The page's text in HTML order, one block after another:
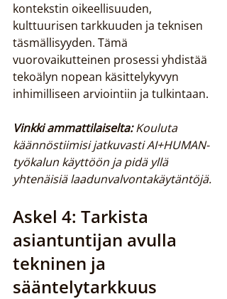
kontekstin oikeellisuuden,
kulttuurisen tarkkuuden ja teknisen
täsmällisyyden. Tämä
vuorovaikutteinen prosessi yhdistää
tekoälyn nopean käsittelykyvyn
inhimilliseen arviointiin ja tulkintaan.
Vinkki ammattilaiselta: Kouluta
käännöstiimisi jatkuvasti AI+HUMAN-
työkalun käyttöön ja pidä yllä
yhtenäisiä laadunvalvontakäytäntöjä.
Askel 4: Tarkista
asiantuntijan avulla
tekninen ja
sääntelytarkkuus